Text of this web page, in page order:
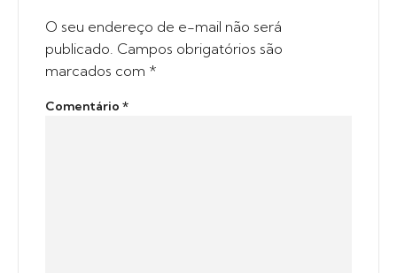
O seu endereço de e-mail não será
publicado. Campos obrigatórios são
marcados com *
Comentário *